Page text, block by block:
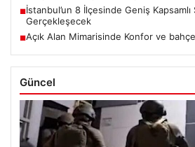
■İstanbul’un 8 İlçesinde Geniş
Gerçekleşecek
■Açık Alan Mimarisinde Konfor ve
Güncel